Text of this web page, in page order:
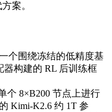
案。
个围绕冻结的低精度基
器构建的 RL 后训练框
个 8×B200 节点上进行
Kimi-K2.6 约 1T 参